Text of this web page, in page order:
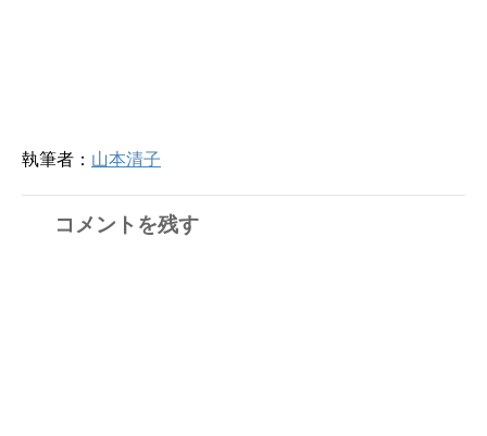
執筆者： 山本清子
コメントを残す